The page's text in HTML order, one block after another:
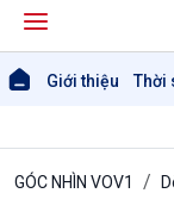
Giới thiệu Thời
GÓC NHÌN VOV1